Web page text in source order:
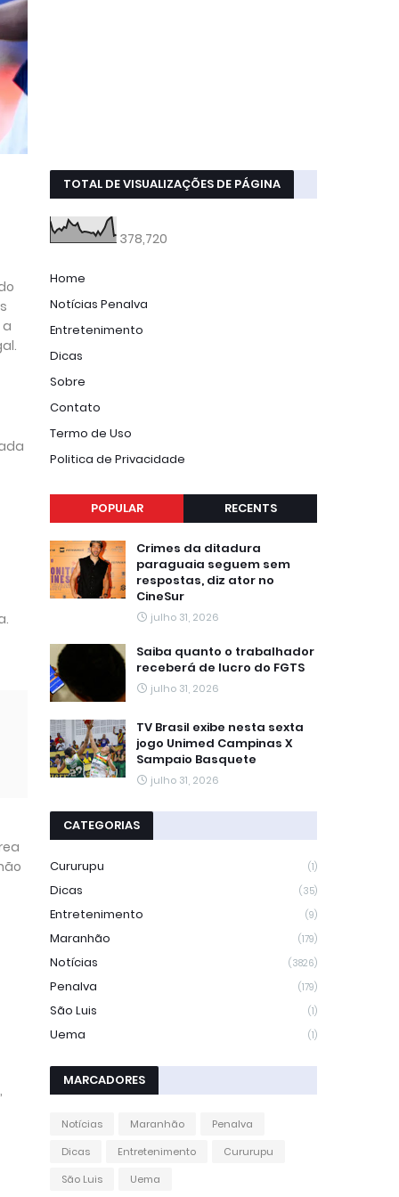
TOTAL DE VISUALIZAÇÕES DE PÁGINA
378,720
Home
Notícias Penalva
Entretenimento
Dicas
Sobre
Contato
Termo de Uso
Politica de Privacidade
POPULAR RECENTS
Crimes da ditadura
paraguaia seguem sem
respostas, diz ator no
CineSur
julho 31, 2026
Saiba quanto o trabalhador
receberá de lucro do FGTS
julho 31, 2026
TV Brasil exibe nesta sexta
jogo Unimed Campinas X
Sampaio Basquete
julho 31, 2026
CATEGORIAS
Cururupu (1)
Dicas (35)
Entretenimento (9)
Maranhão (179)
Notícias (3826)
Penalva (179)
São Luis (1)
Uema (1)
MARCADORES
Notícias Maranhão
Penalva
Dicas
Entretenimento
Cururupu
São Luis
Uema